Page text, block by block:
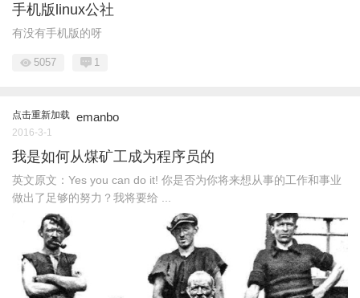
手机版linux公社
有没有手机版的呀
5057 1
点击重新加载 emanbo
2016-3-1
我是如何从煤矿工成为程序员的
英文原文：Yes you can do it! 你是否为你将来想从事的工作和事业
做出了足够的努力？我将要给 ...